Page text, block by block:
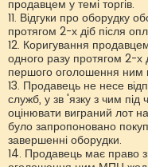
продавцем у темі торгів.
11. Відгуки про оборудку
протягом 2-х діб після
12. Коригування
одного разу протягом 2-х
першого оголошення ним
13. Продавець не несе
служб, у зв 'язку з чим під
оцінювати виграний лот
було запропоновано
завершенні оборудки.
14. Продавець має право